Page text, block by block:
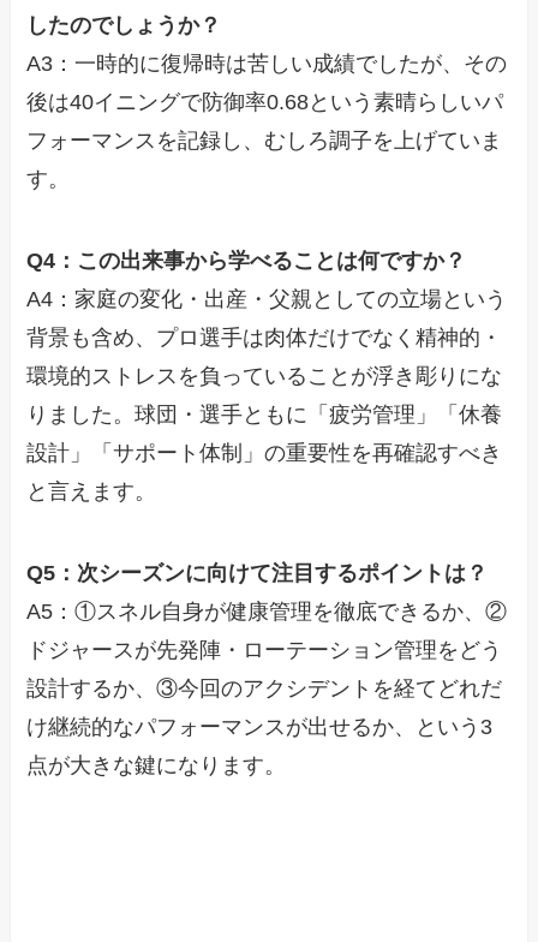
したのでしょうか？
A3：一時的に復帰時は苦しい成績でしたが、その
後は40イニングで防御率0.68という素晴らしいパ
フォーマンスを記録し、むしろ調子を上げていま
す。
Q4：この出来事から学べることは何ですか？
A4：家庭の変化・出産・父親としての立場という
背景も含め、プロ選手は肉体だけでなく精神的・
環境的ストレスを負っていることが浮き彫りにな
りました。球団・選手ともに「疲労管理」「休養
設計」「サポート体制」の重要性を再確認すべき
と言えます。
Q5：次シーズンに向けて注目するポイントは？
A5：①スネル自身が健康管理を徹底できるか、②
ドジャースが先発陣・ローテーション管理をどう
設計するか、③今回のアクシデントを経てどれだ
け継続的なパフォーマンスが出せるか、という3
点が大きな鍵になります。